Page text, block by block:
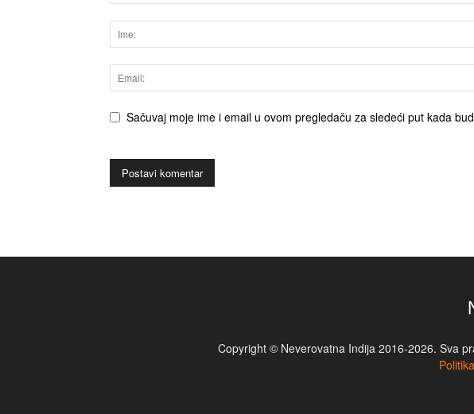
Sačuvaj moje ime i email u ovom pregledaču za sledeći put kada
Copyright © Neverovatna Indija 2016-2026. Sva